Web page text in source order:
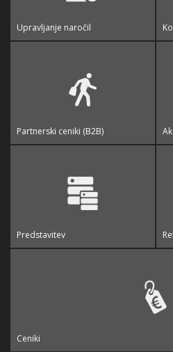
Upravljanje naročil
Partnerski ceniki (B2B)
Predstavitev
Ceniki